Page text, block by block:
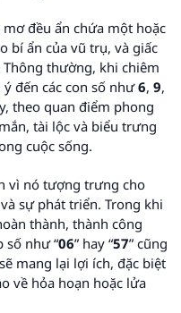
đều ẩn chứa một hoặc
bí ẩn của vũ trụ, và giấc
thường, khi chiêm
đến các con số như6, 9,
theo quan điểm phong
tài lộc và biểu trưng
cuộc sống.
vì nó tượng trưng cho
sự phát triển. Trong khi
thành, thành công
số như “06” hay “57” cũng
mang lại lợi ích, đặc biệt
về hỏa hoạn hoặc lửa